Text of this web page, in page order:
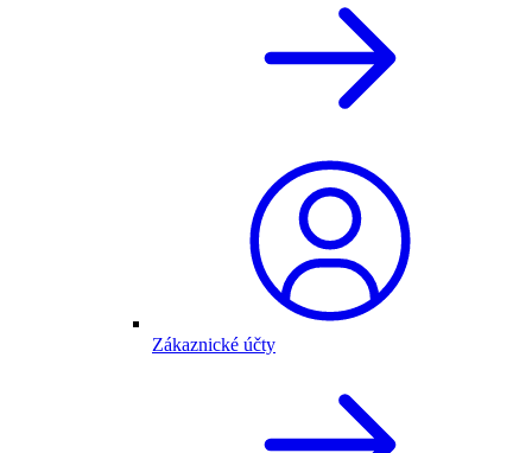
Zákaznické účty